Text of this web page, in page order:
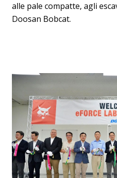
alle pale compatte, agli
Doosan Bobcat.